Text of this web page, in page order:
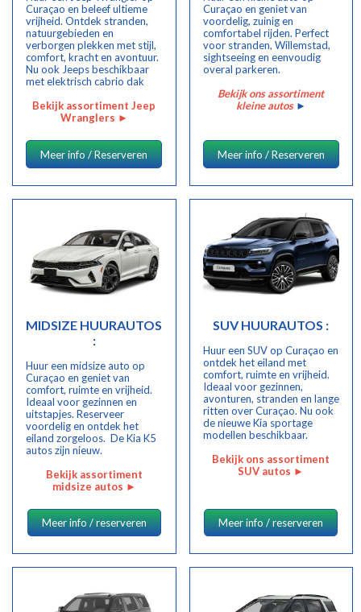
Curaçao en beleef ultieme
vrijheid. Ontdek stranden,
natuurgebieden en
verborgen plekken met stijl,
comfort, kracht en avontuur.
Nu ook Jeeps beschikbaar
met elektrisch cabrio dak
Bekijk assortiment Jeep
Wranglers ►
Meer info / Reserveren
Curaçao en geniet van
voordelig, zuinig en
comfortabel rijden. Perfect
voor stranden, Willemstad,
sightseeing en eenvoudig
overal parkeren.
Bekijk ons assortiment
kleine autos ►
Meer info / Reserveren
MIDSIZE HUURAUTOS
:
Huur een midsize auto op
Curaçao en geniet van
comfort, ruimte en vrijheid.
Ideaal voor gezinnen en
uitstapjes. Reserveer
voordelig en ontdek het
eiland zorgeloos. De Kia K5
autos zijn nieuw.
Bekijk assortiment
midsize autos ►
Meer info / reserveren
SUV HUURAUTOS :
Huur een SUV op Curaçao en
ontdek het eiland met
comfort, ruimte en vrijheid.
Ideaal voor gezinnen,
avonturen, stranden en lange
ritten over Curaçao. Nu ook
de nieuwe Kia sportage
modellen beschikbaar.
Bekijk ons assortiment
SUV autos ►
Meer info / reserveren